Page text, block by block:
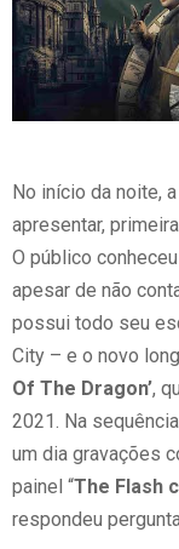
No início da noite,
apresentar,
O público
apesar de não
possui todo seu
City – e o novo
Of The Dragon’,
2021. Na
um dia gravações
painel “The Flash
respondeu